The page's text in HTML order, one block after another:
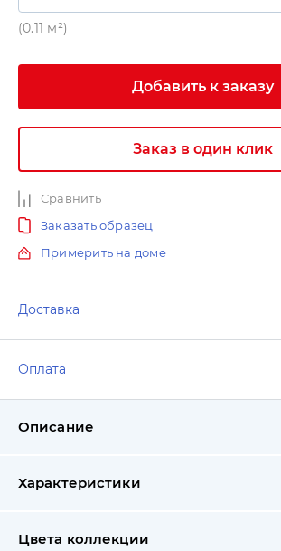
(0.11 м²)
Добавить к заказу
Заказ в один клик
Сравнить
Заказать образец
Примерить на доме
Доставка
Оплата
Описание
Характеристики
Цвета коллекции